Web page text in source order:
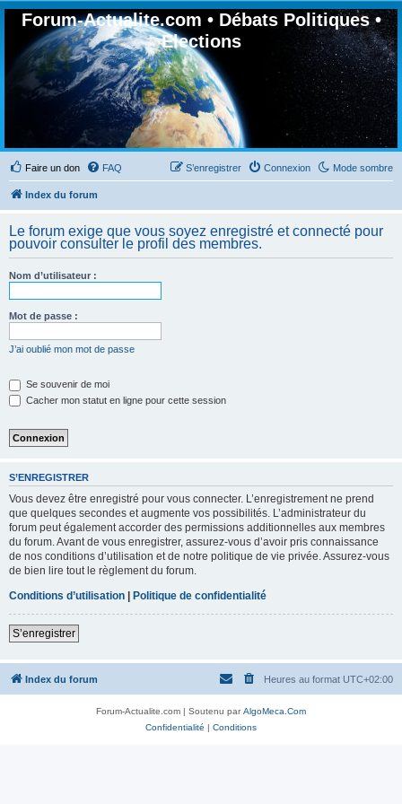
Forum-Actualite.com • Débats Politiques •
Elections
Faire un don Mode sombre
FAQ Connexion
S’enregistrer
Index du forum
Le forum exige que vous soyez enregistré et connecté pour
pouvoir consulter le profil des membres.
Nom d’utilisateur :
Mot de passe :
J’ai oublié mon mot de passe
Se souvenir de moi
Cacher mon statut en ligne pour cette session
S’ENREGISTRER
Vous devez être enregistré pour vous connecter. L’enregistrement ne prend
que quelques secondes et augmente vos possibilités. L’administrateur du
forum peut également accorder des permissions additionnelles aux membres
du forum. Avant de vous enregistrer, assurez-vous d’avoir pris connaissance
de nos conditions d’utilisation et de notre politique de vie privée. Assurez-vous
de bien lire tout le règlement du forum.
Conditions d’utilisation | Politique de confidentialité
S’enregistrer
Index du forum Heures au format UTC+02:00
Forum-Actualite.com | Soutenu parAlgoMeca.Com
Confidentialité | Conditions